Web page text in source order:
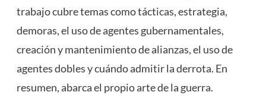
trabajo cubre temas como tácticas, estrategia,
demoras, el uso de agentes gubernamentales,
creación y mantenimiento de alianzas, el uso de
agentes dobles y cuándo admitir la derrota. En
resumen, abarca el propio arte de la guerra.